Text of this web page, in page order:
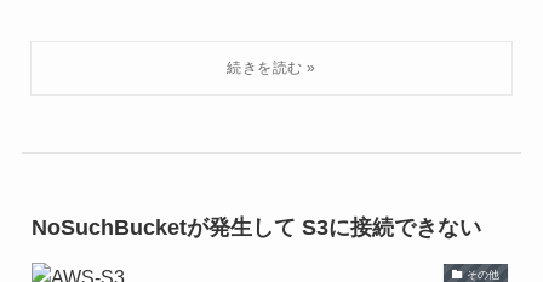
NoSuchBucketが発生して S3に接続できない
その他